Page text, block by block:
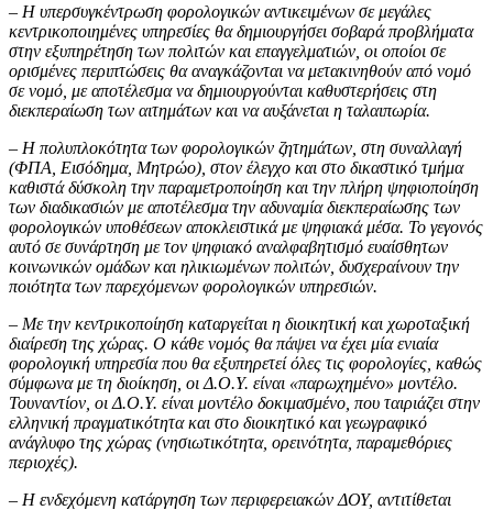
– Η υπερσυγκέντρωση φορολογικών αντικειμένων σε μεγάλες
κεντρικοποιημένες υπηρεσίες θα δημιουργήσει σοβαρά προβλήματα
στην εξυπηρέτηση των πολιτών και επαγγελματιών, οι οποίοι σε
ορισμένες περιπτώσεις θα αναγκάζονται να μετακινηθούν από νομό
σε νομό, με αποτέλεσμα να δημιουργούνται καθυστερήσεις στη
διεκπεραίωση των αιτημάτων και να αυξάνεται η ταλαιπωρία.
– Η πολυπλοκότητα των φορολογικών ζητημάτων, στη συναλλαγή
(ΦΠΑ, Εισόδημα, Μητρώο), στον έλεγχο και στο δικαστικό τμήμα
καθιστά δύσκολη την παραμετροποίηση και την πλήρη ψηφιοποίηση
των διαδικασιών με αποτέλεσμα την αδυναμία διεκπεραίωσης των
φορολογικών υποθέσεων αποκλειστικά με ψηφιακά μέσα. Το γεγονός
αυτό σε συνάρτηση με τον ψηφιακό αναλφαβητισμό ευαίσθητων
κοινωνικών ομάδων και ηλικιωμένων πολιτών, δυσχεραίνουν την
ποιότητα των παρεχόμενων φορολογικών υπηρεσιών.
– Με την κεντρικοποίηση καταργείται η διοικητική και χωροταξική
διαίρεση της χώρας. Ο κάθε νομός θα πάψει να έχει μία ενιαία
φορολογική υπηρεσία που θα εξυπηρετεί όλες τις φορολογίες, καθώς
σύμφωνα με τη διοίκηση, οι Δ.Ο.Υ. είναι «παρωχημένο» μοντέλο.
Τουναντίον, οι Δ.Ο.Υ. είναι μοντέλο δοκιμασμένο, που ταιριάζει στην
ελληνική πραγματικότητα και στο διοικητικό και γεωγραφικό
ανάγλυφο της χώρας (νησιωτικότητα, ορεινότητα, παραμεθόριες
περιοχές).
– Η ενδεχόμενη κατάργηση των περιφερειακών ΔΟΥ, αντιτίθεται